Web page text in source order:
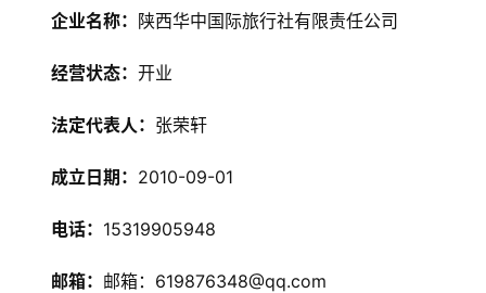
企业名称： 陕西华中国际旅行社有限责任公司
经营状态： 开业
法定代表人： 张荣轩
成立日期： 2010-09-01
电话： 15319905948
邮箱： 邮箱：619876348@qq.com